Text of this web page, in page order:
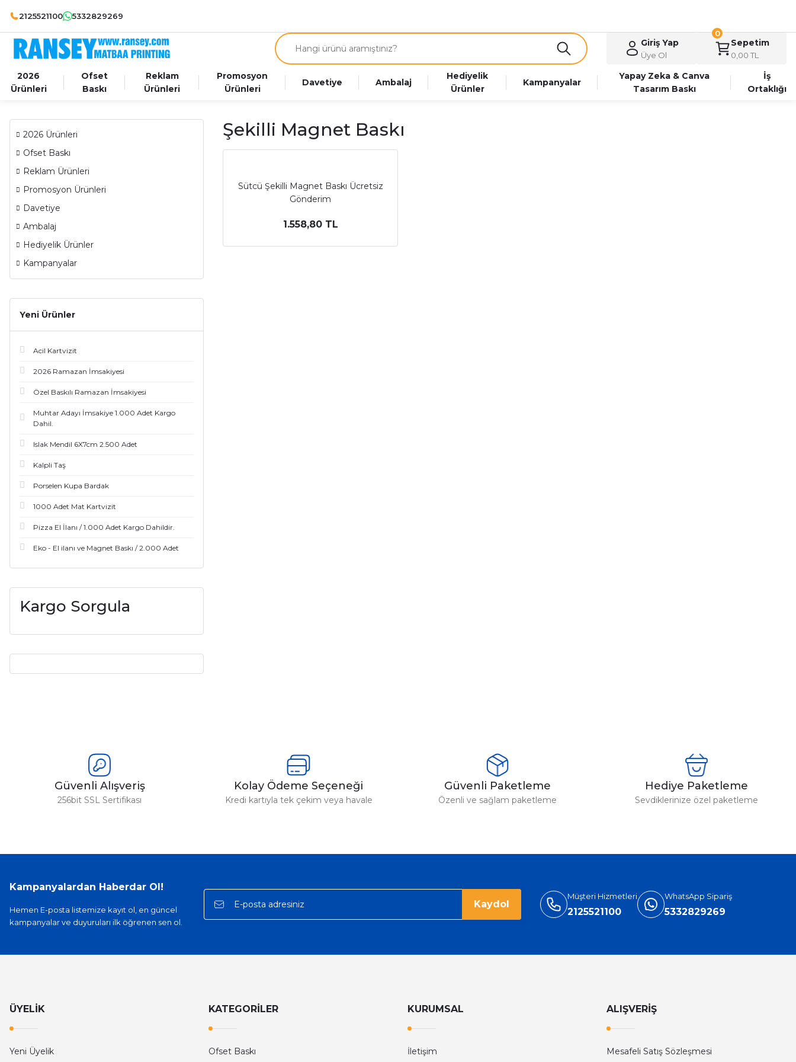
2125521100 5332829269
Giriş Yap
Üye Ol
Sepetim
0,00 TL
0
2026
Ürünleri
Ofset
Baskı
Reklam
Ürünleri
Promosyon
Ürünleri
Davetiye Ambalaj
Hediyelik
Ürünler
Kampanyalar
Yapay Zeka & Canva
Tasarım Baskı
İş
Ortaklığı
2026 Ürünleri
Ofset Baskı
Reklam Ürünleri
Promosyon Ürünleri
Davetiye
Ambalaj
Hediyelik Ürünler
Kampanyalar
Yeni Ürünler
Acil Kartvizit
2026 Ramazan İmsakiyesi
Özel Baskılı Ramazan İmsakiyesi
Muhtar Adayı İmsakiye 1.000 Adet Kargo
Dahil.
Islak Mendil 6X7cm 2.500 Adet
Kalpli Taş
Porselen Kupa Bardak
1000 Adet Mat Kartvizit
Pizza El İlanı / 1.000 Adet Kargo Dahildir.
Eko - El ilanı ve Magnet Baskı / 2.000 Adet
Kargo Sorgula
Şekilli Magnet Baskı
Sütcü Şekilli Magnet Baskı Ücretsiz
Gönderim
1.558,80 TL
Güvenli Alışveriş
256bit SSL Sertifikası
Kolay Ödeme Seçeneği
Kredi kartıyla tek çekim veya havale
Güvenli Paketleme
Özenli ve sağlam paketleme
Hediye Paketleme
Sevdiklerinize özel paketleme
Kampanyalardan Haberdar Ol!
Hemen E-posta listemize kayıt ol, en güncel
kampanyalar ve duyuruları ilk öğrenen sen ol.
Kaydol
Müşteri Hizmetleri
2125521100
WhatsApp Sipariş
5332829269
ÜYELİK
Yeni Üyelik
KATEGORİLER
Ofset Baskı
KURUMSAL
İletişim
ALIŞVERİŞ
Mesafeli Satış Sözleşmesi